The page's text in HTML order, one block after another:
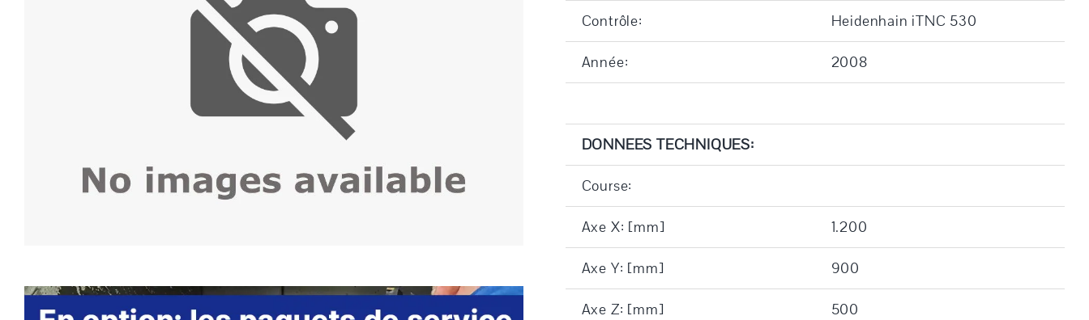
Contrôle: Heidenhain iTNC 530
Année: 2008
DONNEES TECHNIQUES:
Course:
Axe X: [mm] 1.200
Axe Y: [mm] 900
Axe Z: [mm] 500